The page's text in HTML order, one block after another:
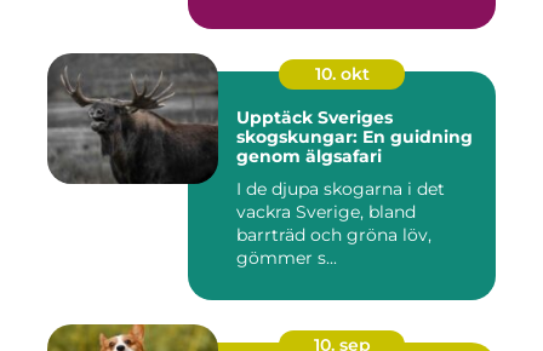
10. okt
Upptäck Sveriges
skogskungar: En guidning
genom älgsafari
I de djupa skogarna i det
vackra Sverige, bland
barrträd och gröna löv,
gömmer s...
10. sep